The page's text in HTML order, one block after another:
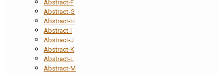
Abstract-F
Abstract-G
Abstract-H
Abstract-I
Abstract-J
Abstract-K
Abstract-L
Abstract-M